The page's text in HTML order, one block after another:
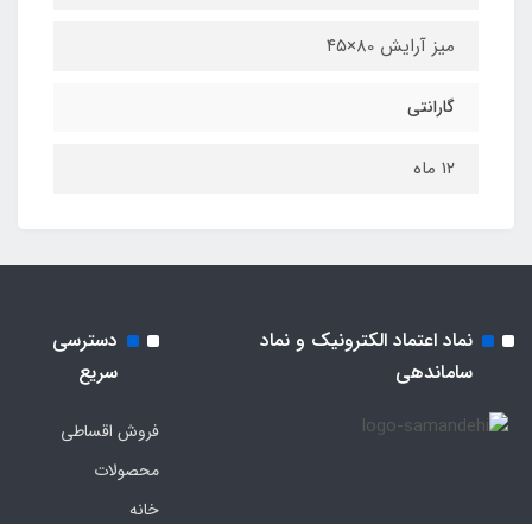
میز آرایش 80×۴۵
گارانتی
۱۲ ماه
نماد اعتماد الکترونیک و نماد
ساماندهی
دسترسی
سریع
فروش اقساطی
محصولات
خانه